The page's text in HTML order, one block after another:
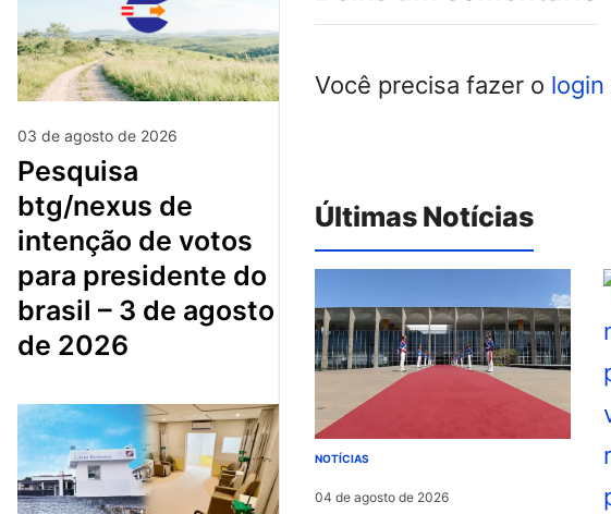
03 de agosto de 2026
pesquisa
btg/nexus de
intenção de votos
para presidente do
brasil – 3 de agosto
de 2026
Você precisa fazer o login
Últimas Notícias
NOTÍCIAS
04 de agosto de 2026